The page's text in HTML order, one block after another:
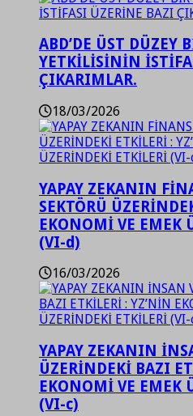
ABD’DE ÜST DÜZEY
YETKİLİSİNİN
ÇIKARIMLAR.
18/03/2026
YAPAY ZEKANIN
SEKTÖRÜ
EKONOMİ VE EMEK
(VI-d)
16/03/2026
YAPAY ZEKANIN
ÜZERİNDEKİ BAZI
EKONOMİ VE EMEK
(VI-c)